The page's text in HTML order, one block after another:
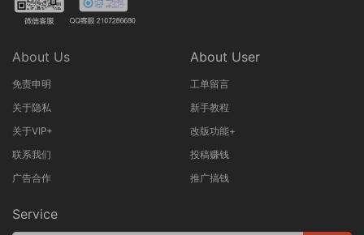
About Us
免责申明
关于隐私
关于VIP+
联系我们
广告合作
About User
工单留言
新手教程
改版功能+
投稿赚钱
推广搞钱
Service